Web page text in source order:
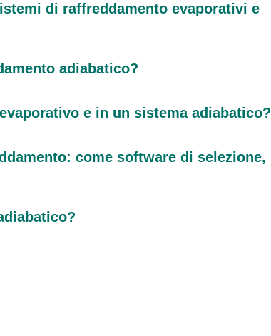
di raffreddamento evaporativi e
adiabatico?
e in un sistema adiabatico?
come software di selezione,